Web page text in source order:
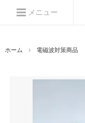
メニュー
ホーム 電磁波対策商品